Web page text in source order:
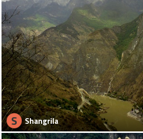
S Shangrila